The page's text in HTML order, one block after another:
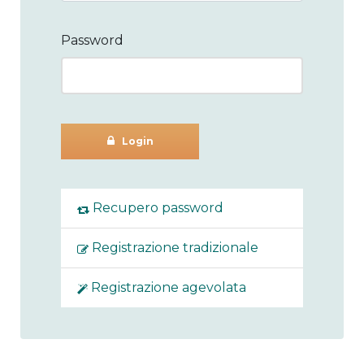
Password
Login
Recupero password
Registrazione tradizionale
Registrazione agevolata